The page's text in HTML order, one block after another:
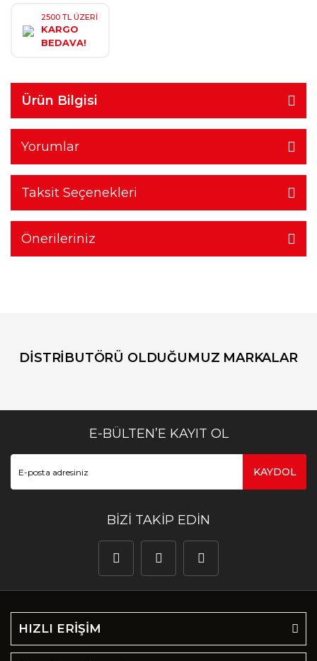
2500 TL ÜZERİ
KARGO
BEDAVA!
Ürün Bilgisi
Yorumlar
Taksit Seçenekleri
Önerileriniz
DİSTRİBUTÖRÜ OLDUĞUMUZ MARKALAR
E-BÜLTEN’E KAYIT OL
KAYDOL
BİZİ TAKİP EDİN
HIZLI ERİŞİM